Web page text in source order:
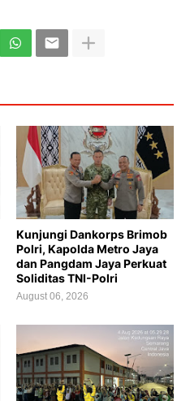
Kunjungi Dankorps Brimob
Polri, Kapolda Metro Jaya
dan Pangdam Jaya Perkuat
Soliditas TNI-Polri
August 06, 2026